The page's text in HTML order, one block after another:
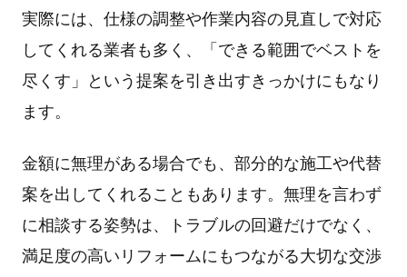
実際には、仕様の調整や作業内容の見直しで対応
してくれる業者も多く、「できる範囲でベストを
尽くす」という提案を引き出すきっかけにもなり
ます。
金額に無理がある場合でも、部分的な施工や代替
案を出してくれることもあります。無理を言わず
に相談する姿勢は、トラブルの回避だけでなく、
満足度の高いリフォームにもつながる大切な交渉